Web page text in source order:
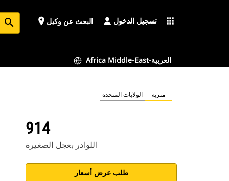
search place البحث عن وكيل تسجيل الدخول apps
Africa Middle-East-العربية
الولايات المتحدة مترية
914
اللوادر بعجل الصغيرة
طلب عرض أسعار